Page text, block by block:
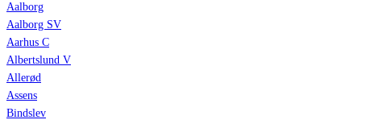
Aalborg
Aalborg SV
Aarhus C
Albertslund V
Allerød
Assens
Bindslev